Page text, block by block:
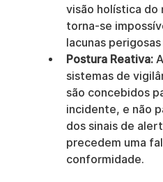
visão holística do
torna-se
lacunas
Postura Reativa:
sistemas de
são concebidos
incidente, e não
dos sinais de
precedem uma
conformidade.